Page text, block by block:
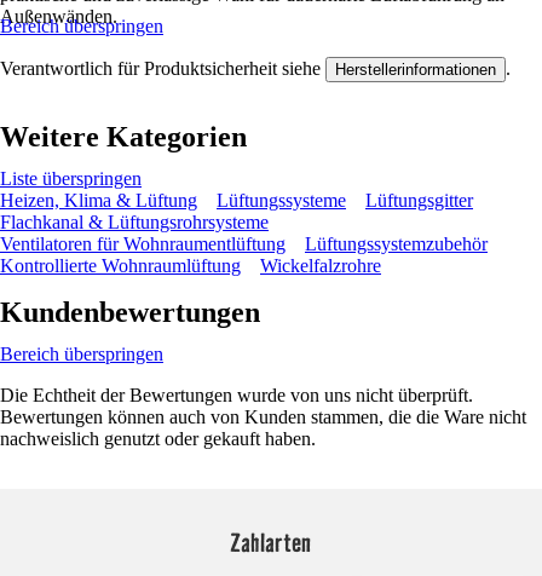
Außenwänden.
Bereich überspringen
Verantwortlich für Produktsicherheit siehe Herstellerinformationen .
Weitere Kategorien
Liste überspringen
Heizen, Klima & Lüftung
Lüftungssysteme
Lüftungsgitter
Flachkanal & Lüftungsrohrsysteme
Ventilatoren für Wohnraumentlüftung
Lüftungssystemzubehör
Kontrollierte Wohnraumlüftung
Wickelfalzrohre
Kundenbewertungen
Bereich überspringen
Die Echtheit der Bewertungen wurde von uns nicht überprüft.
Bewertungen können auch von Kunden stammen, die die Ware nicht
nachweislich genutzt oder gekauft haben.
Zahlarten